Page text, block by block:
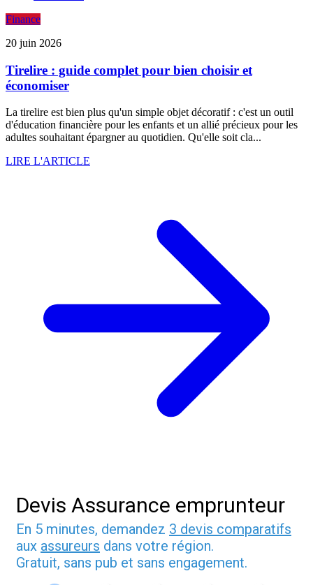
Finance
20 juin 2026
Tirelire : guide complet pour bien choisir et
économiser
La tirelire est bien plus qu'un simple objet décoratif : c'est un outil
d'éducation financière pour les enfants et un allié précieux pour les
adultes souhaitant épargner au quotidien. Qu'elle soit cla...
LIRE L'ARTICLE
Devis Assurance emprunteur
En 5 minutes, demandez 3 devis comparatifs
aux assureurs dans votre région.
Gratuit, sans pub et sans engagement.